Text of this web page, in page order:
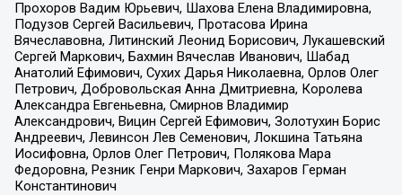
Прохоров Вадим Юрьевич, Шахова Елена Владимировна,
Подузов Сергей Васильевич, Протасова Ирина
Вячеславовна, Литинский Леонид Борисович, Лукашевский
Сергей Маркович, Бахмин Вячеслав Иванович, Шабад
Анатолий Ефимович, Сухих Дарья Николаевна, Орлов Олег
Петрович, Добровольская Анна Дмитриевна, Королева
Александра Евгеньевна, Смирнов Владимир
Александрович, Вицин Сергей Ефимович, Золотухин Борис
Андреевич, Левинсон Лев Семенович, Локшина Татьяна
Иосифовна, Орлов Олег Петрович, Полякова Мара
Федоровна, Резник Генри Маркович, Захаров Герман
Константинович